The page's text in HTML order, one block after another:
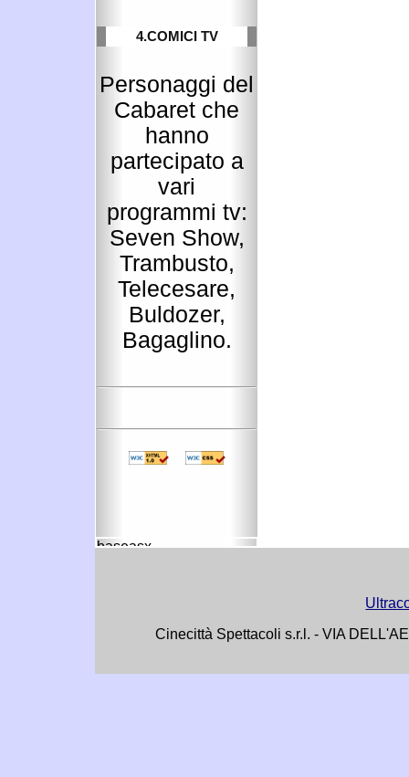
4.COMICI TV
Personaggi del
Cabaret che
hanno
partecipato a
vari
programmi tv:
Seven Show,
Trambusto,
Telecesare,
Buldozer,
Bagaglino.
Cinecittà Spettacoli s.r.l. - VIA